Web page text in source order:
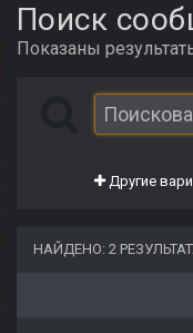
Поиск
Показаны
Другие
НАЙДЕНО: 2